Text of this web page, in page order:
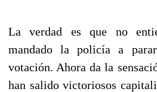
La verdad es que no
mandado la policía a
votación. Ahora da la
han salido victoriosos